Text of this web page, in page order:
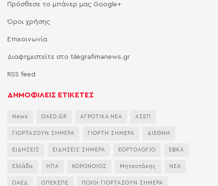
Πρόσθεσε το μπάνερ μας Google+
Όροι χρήσης
Επικοινωνία
Διαφημιστείτε στο tilegrafimanews.gr
RSS feed
ΔΗΜΟΦΙΛΕΙΣ ΕΤΙΚΕΤΕΣ
News OAED.GR ΑΓΡΟΤΙΚΑ ΝΕΑ ΑΣΕΠ
ΓΙΟΡΤΑΖΟΥΝ ΣΗΜΕΡΑ ΓΙΟΡΤΗ ΣΗΜΕΡΑ ΔΙΕΘΝΗ
ΕΙΔΗΣΕΙΣ ΕΙΔΗΣΕΙΣ ΣΗΜΕΡΑ ΕΟΡΤΟΛΟΓΙΟ ΕΦΚΑ
Ελλάδα ΗΠΑ ΚΟΡΟΝΟΙΟΣ Μητσοτάκης ΝΕΑ
ΟΑΕΔ ΟΠΕΚΕΠΕ ΠΟΙΟΙ ΓΙΟΡΤΑΖΟΥΝ ΣΗΜΕΡΑ